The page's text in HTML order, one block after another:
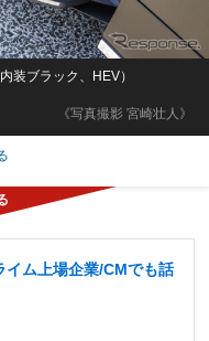
《写真撮影 宮崎壮人》
装ブラック、HEV）
イム上場企業/CMでも話